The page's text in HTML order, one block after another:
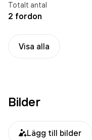
Totalt antal
2 fordon
Visa alla
Bilder
Lägg till bilder